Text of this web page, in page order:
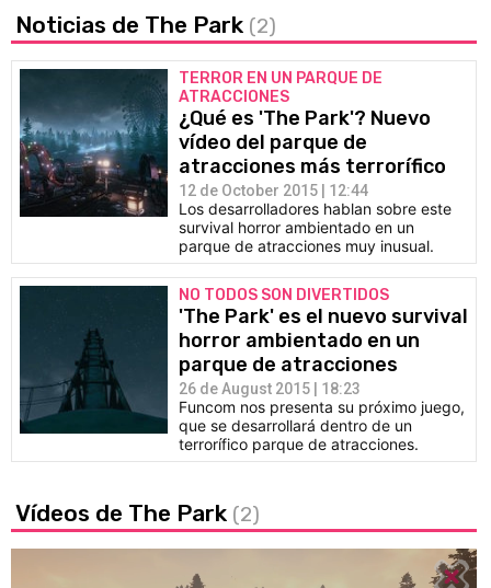
Noticias de The Park (2)
TERROR EN UN PARQUE DE
ATRACCIONES
¿Qué es 'The Park'? Nuevo
vídeo del parque de
atracciones más terrorífico
12 de October 2015 | 12:44
Los desarrolladores hablan sobre este
survival horror ambientado en un
parque de atracciones muy inusual.
NO TODOS SON DIVERTIDOS
'The Park' es el nuevo survival
horror ambientado en un
parque de atracciones
26 de August 2015 | 18:23
Funcom nos presenta su próximo juego,
que se desarrollará dentro de un
terrorífico parque de atracciones.
Vídeos de The Park (2)